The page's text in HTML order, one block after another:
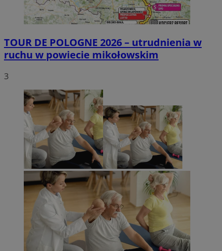
TOUR DE POLOGNE 2026 – utrudnienia w
ruchu w powiecie mikołowskim
3